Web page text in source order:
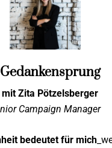
Zita Pötzelsberger
Campaign Manager
bedeutet für mich